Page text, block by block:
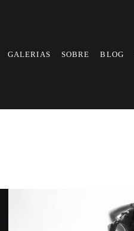
GALERIAS SOBRE BLOG